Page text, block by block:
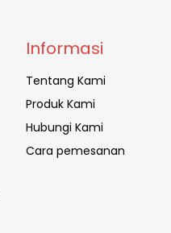
Informasi
Tentang Kami
Produk Kami
Hubungi Kami
Cara pemesanan